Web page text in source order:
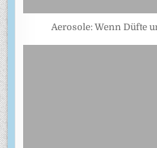
Aerosole: Wenn Düfte